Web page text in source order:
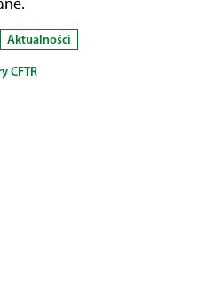
Aktualności
CFTR